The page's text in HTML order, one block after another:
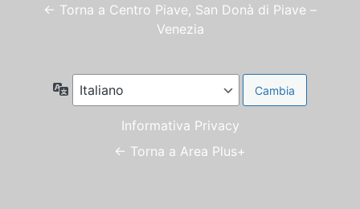
← Torna a Centro Piave, San Donà di Piave –
Venezia
Lingua
Informativa Privacy
← Torna a Area Plus+